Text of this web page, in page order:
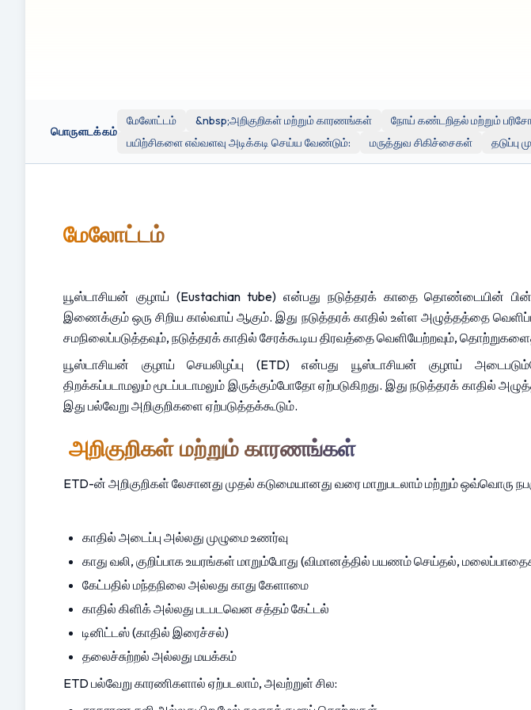
பொருளடக்கம்
மேலோட்டம் &nbsp;அறிகுறிகள் மற்றும் காரணங்கள் நோய் கண்டறிதல் மற்றும்
பயிற்சிகளை எவ்வளவு அடிக்கடி செய்ய வேண்டும்:
மருத்துவ சிகிச்சைகள் தடுப்பு
மேலோட்டம்
யூஸ்டாசியன் குழாய் (Eustachian tube) என்பது நடுத்தரக் காதை தொண்டையின்
இணைக்கும் ஒரு சிறிய கால்வாய் ஆகும். இது நடுத்தரக் காதில் உள்ள அழுத்தத்தை
சமநிலைப்படுத்தவும், நடுத்தரக் காதில் சேரக்கூடிய திரவத்தை வெளியேற்றவும்,
யூஸ்டாசியன் குழாய் செயலிழப்பு (ETD) என்பது யூஸ்டாசியன் குழாய்
திறக்கப்படாமலும் மூடப்படாமலும் இருக்கும்போதோ ஏற்படுகிறது. இது நடுத்தரக் காதில்
இது பல்வேறு அறிகுறிகளை ஏற்படுத்தக்கூடும்.
அறிகுறிகள் மற்றும் காரணங்கள்
ETD-ன் அறிகுறிகள் லேசானது முதல் கடுமையானது வரை மாறுபடலாம் மற்றும் ஒவ்வொரு
காதில் அடைப்பு அல்லது முழுமை உணர்வு
காது வலி, குறிப்பாக உயரங்கள் மாறும்போது (விமானத்தில் பயணம் செய்தல்,
கேட்பதில் மந்தநிலை அல்லது காது கேளாமை
காதில் கிளிக் அல்லது படபடவென சத்தம் கேட்டல்
டினிட்டஸ் (காதில் இரைச்சல்)
தலைச்சுற்றல் அல்லது மயக்கம்
ETD பல்வேறு காரணிகளால் ஏற்படலாம், அவற்றுள் சில: